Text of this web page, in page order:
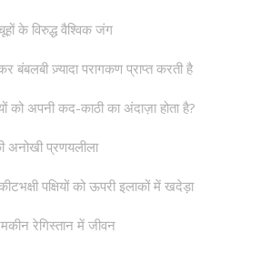
के विरुद्ध वैश्विक जंग
बंबलबी ज़्यादा परागकण प्राप्त करती है
को अपनी कद-काठी का अंदाज़ा होता है?
अनोखी प्रणयलीला
पक्षियों को ऊपरी इलाकों में खदेड़ा
रेगिस्तान में जीवन